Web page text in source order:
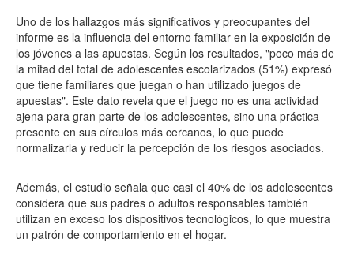
Uno de los hallazgos más significativos y preocupantes del
informe es la influencia del entorno familiar en la exposición de
los jóvenes a las apuestas. Según los resultados, "poco más de
la mitad del total de adolescentes escolarizados (51%) expresó
que tiene familiares que juegan o han utilizado juegos de
apuestas". Este dato revela que el juego no es una actividad
ajena para gran parte de los adolescentes, sino una práctica
presente en sus círculos más cercanos, lo que puede
normalizarla y reducir la percepción de los riesgos asociados.
Además, el estudio señala que casi el 40% de los adolescentes
considera que sus padres o adultos responsables también
utilizan en exceso los dispositivos tecnológicos, lo que muestra
un patrón de comportamiento en el hogar.